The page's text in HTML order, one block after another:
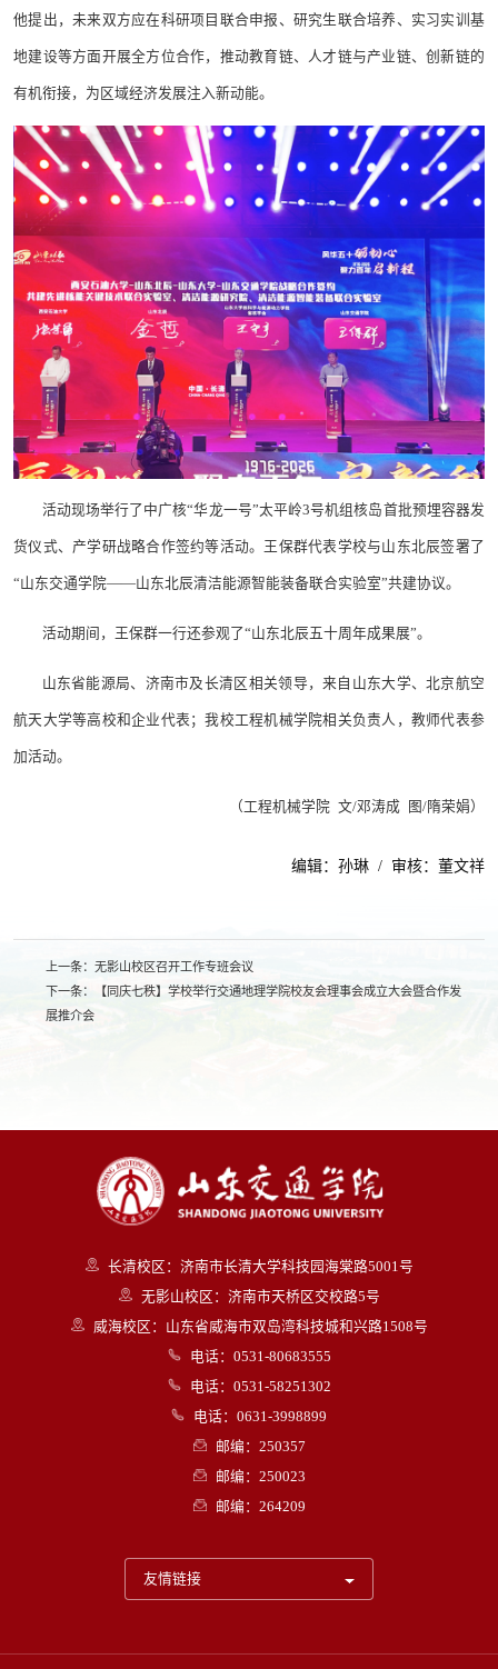
他提出，未来双方应在科研项目联合申报、研究生联合培养、实习实训基
地建设等方面开展全方位合作，推动教育链、人才链与产业链、创新链的
有机衔接，为区域经济发展注入新动能。
活动现场举行了中广核“华龙一号”太平岭3号机组核岛首批预埋容器发
货仪式、产学研战略合作签约等活动。王保群代表学校与山东北辰签署了
“山东交通学院——山东北辰清洁能源智能装备联合实验室”共建协议。
活动期间，王保群一行还参观了“山东北辰五十周年成果展”。
山东省能源局、济南市及长清区相关领导，来自山东大学、北京航空
航天大学等高校和企业代表；我校工程机械学院相关负责人，教师代表参
加活动。
（工程机械学院 文/邓涛成 图/隋荣娟）
编辑：孙琳 / 审核：董文祥
上一条： 无影山校区召开工作专班会议
下一条：
【同庆七秩】学校举行交通地理学院校友会理事会成立大会暨合作发
展推介会
长清校区：济南市长清大学科技园海棠路5001号
无影山校区：济南市天桥区交校路5号
威海校区：山东省威海市双岛湾科技城和兴路1508号
电话：0531-80683555
电话：0531-58251302
电话：0631-3998899
邮编：250357
邮编：250023
邮编：264209
友情链接